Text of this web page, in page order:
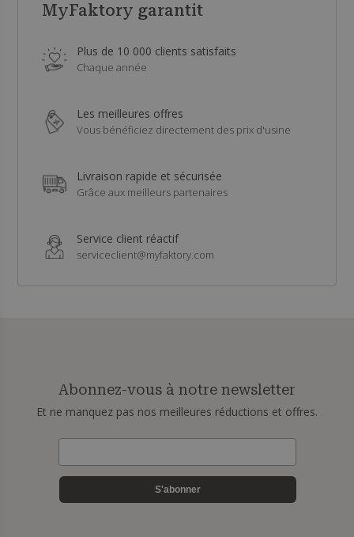
MyFaktory garantit
Plus de 10 000 clients satisfaits
Chaque année
Les meilleures offres
Vous bénéficiez directement des prix d'usine
Livraison rapide et sécurisée
Grâce aux meilleurs partenaires
Service client réactif
serviceclient@myfaktory.com
Abonnez-vous à notre newsletter
Et ne manquez pas nos meilleures réductions et offres.
S'abonner